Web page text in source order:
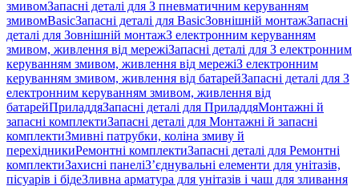
змивомЗапасні деталі для З пневматичним керуванням
змивомBasicЗапасні деталі для BasicЗовнішній монтажЗапасні
деталі для Зовнішній монтажЗ електронним керуванням
змивом, живлення від мережіЗапасні деталі для З електронним
керуванням змивом, живлення від мережіЗ електронним
керуванням змивом, живлення від батарейЗапасні деталі для З
електронним керуванням змивом, живлення від
батарейПриладдяЗапасні деталі для ПриладдяМонтажні й
запасні комплектиЗапасні деталі для Монтажні й запасні
комплектиЗмивні патрубки, коліна змиву й
перехідникиРемонтні комплектиЗапасні деталі для Ремонтні
комплектиЗахисні панеліЗ’єднувальні елементи для унітазів,
пісуарів і бідеЗливна арматура для унітазів і чаш для зливання